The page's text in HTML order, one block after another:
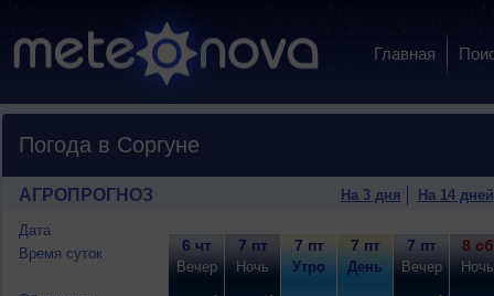
Главная
Погода в Соргуне
АГРОПРОГНОЗ На 3 дня На 14 дней
Дата
Время суток
6 чт
Вечер
7 пт
Ночь
7 пт
Утро
7 пт
День
7 пт
Вечер
8 сб
Ночь